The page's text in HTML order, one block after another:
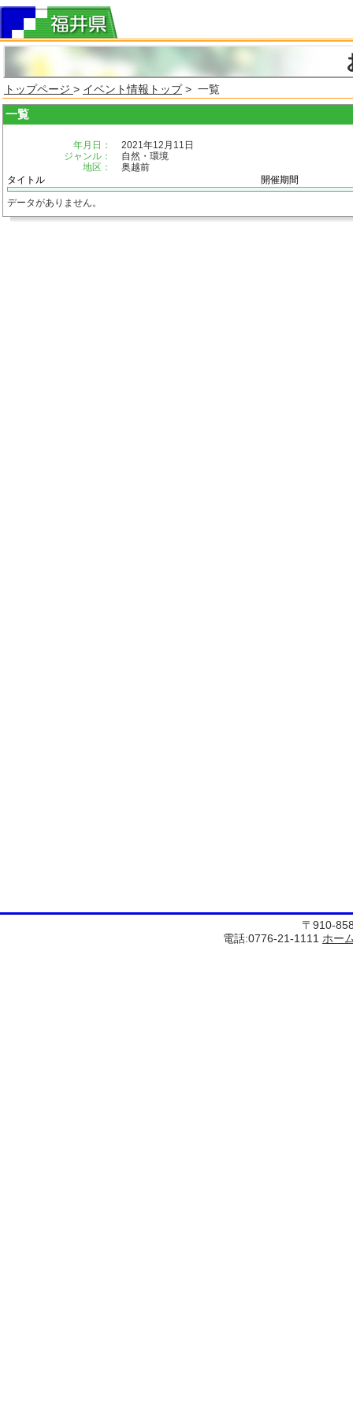
トップページ > イベント情報トップ> 一覧
一覧
年月日：
2021年12月11日
ジャンル：
自然・環境
地区：
奥越前
タイトル
開催期間
データがありません。
〒910-
電話:0776-21-1111 ホー